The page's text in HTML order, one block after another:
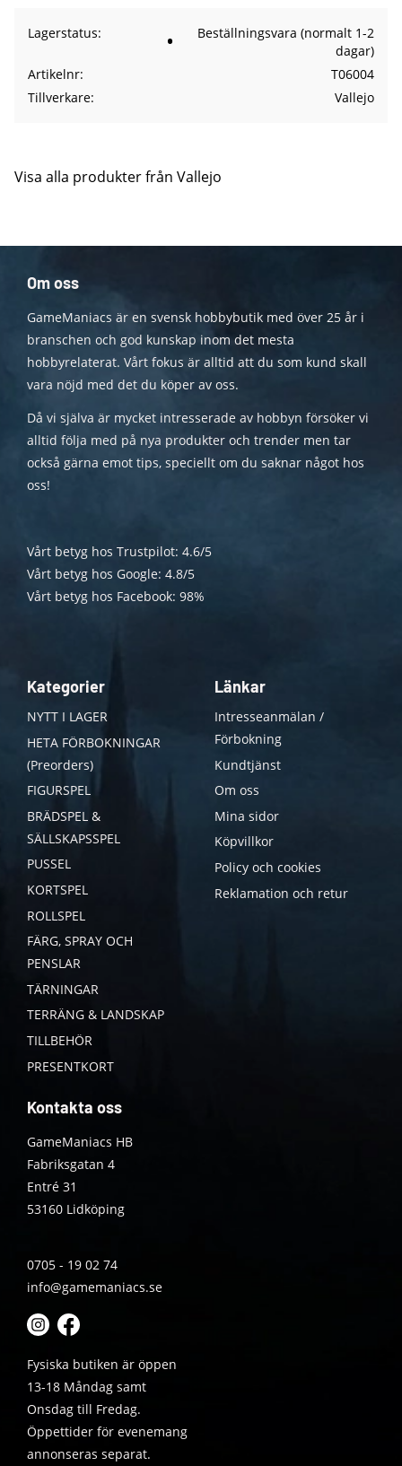
Lagerstatus
Beställningsvara (normalt 1-2
dagar)
Artikelnr
T06004
Tillverkare
Vallejo
Visa alla produkter från Vallejo
Om oss
GameManiacs är en svensk hobbybutik med över 25 år i
branschen och god kunskap inom det mesta
hobbyrelaterat. Vårt fokus är alltid att du som kund skall
vara nöjd med det du köper av oss.
Då vi själva är mycket intresserade av hobbyn försöker vi
alltid följa med på nya produkter och trender men tar
också gärna emot tips, speciellt om du saknar något hos
oss!
Vårt betyg hos Trustpilot: 4.6/5
Vårt betyg hos Google: 4.8/5
Vårt betyg hos Facebook: 98%
Kategorier
NYTT I LAGER
HETA FÖRBOKNINGAR
(Preorders)
FIGURSPEL
BRÄDSPEL &
SÄLLSKAPSSPEL
PUSSEL
KORTSPEL
ROLLSPEL
FÄRG, SPRAY OCH
PENSLAR
TÄRNINGAR
TERRÄNG & LANDSKAP
TILLBEHÖR
PRESENTKORT
Länkar
Intresseanmälan /
Förbokning
Kundtjänst
Om oss
Mina sidor
Köpvillkor
Policy och cookies
Reklamation och retur
Kontakta oss
GameManiacs HB
Fabriksgatan 4
Entré 31
53160 Lidköping
0705 - 19 02 74
info@gamemaniacs.se
Fysiska butiken är öppen
13-18 Måndag samt
Onsdag till Fredag.
Öppettider för evenemang
annonseras separat.